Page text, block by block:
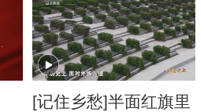
[记住乡愁]半面红旗里